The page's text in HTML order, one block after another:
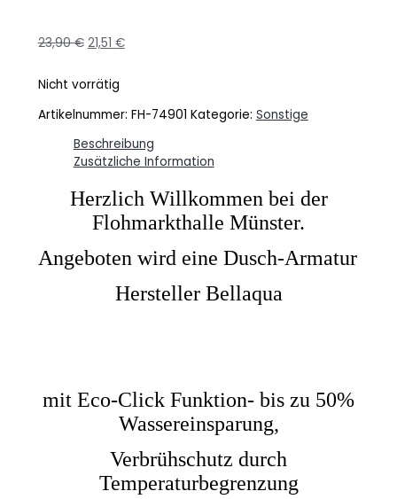
23,90€ 21,51 €
Nicht vorrätig
Artikelnummer: FH-74901 Kategorie: Sonstige
Beschreibung
Zusätzliche Information
Herzlich Willkommen bei der
Flohmarkthalle Münster.
Angeboten wird eine Dusch-Armatur
Hersteller Bellaqua
mit Eco-Click Funktion- bis zu 50%
Wassereinsparung,
Verbrühschutz durch
Temperaturbegrenzung